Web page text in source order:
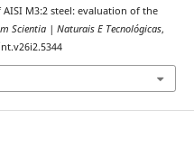
M3:2 steel: evaluation of the
Scientia | Naturais E Tecnológicas,